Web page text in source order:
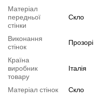
Матеріал
передньої
стінки
Скло
Виконання
стінок
Прозорі
Країна
виробник
товару
Італія
Матеріал стінок
Скло